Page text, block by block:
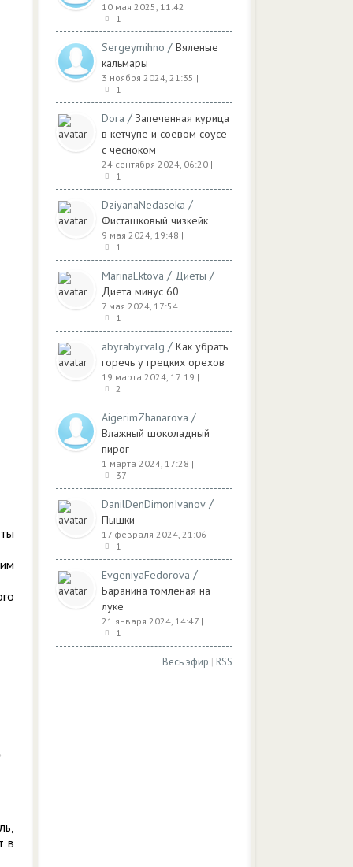
в
10 мая 2025, 11:42 |
1
Sergeymihno / Вяленые
кальмары
3 ноября 2024, 21:35 |
1
Dora / Запеченная курица
в кетчупе и соевом соусе
с чесноком
24 сентября 2024, 06:20 |
1
DziyanaNedaseka /
Фисташковый чизкейк
9 мая 2024, 19:48 |
1
MarinaEktova / Диеты /
Диета минус 60
7 мая 2024, 17:54
1
abyrabyrvalg / Как убрать
горечь у грецких орехов
19 марта 2024, 17:19 |
2
AigerimZhanarova /
Влажный шоколадный
пирог
1 марта 2024, 17:28 |
37
DanilDenDimonIvanov /
Пышки
17 февраля 2024, 21:06 |
1
EvgeniyaFedorova /
Баранина томленая на
луке
21 января 2024, 14:47 |
1
Весь эфир | RSS